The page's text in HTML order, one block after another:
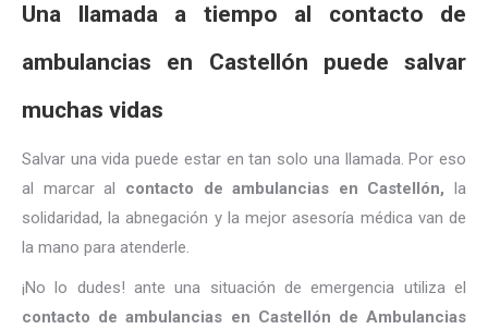
Una llamada a tiempo al contacto de
ambulancias en Castellón puede salvar
muchas vidas
Salvar una vida puede estar en tan solo una llamada. Por eso
al marcar al contacto de ambulancias en Castellón,
la
solidaridad, la abnegación y la mejor asesoría médica van de
la mano para atenderle.
¡No lo dudes! ante una situación de emergencia utiliza el
contacto de ambulancias en Castellón de Ambulancias